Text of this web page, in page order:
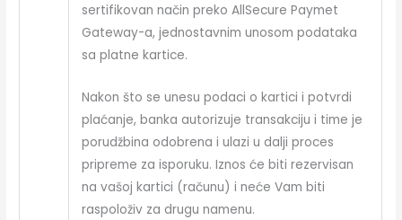
sertifikovan način preko AllSecure Paymet
Gateway-a, jednostavnim unosom podataka
sa platne kartice.
Nakon što se unesu podaci o kartici i potvrdi
plaćanje, banka autorizuje transakciju i time je
porudžbina odobrena i ulazi u dalji proces
pripreme za isporuku. Iznos će biti rezervisan
na vašoj kartici (računu) i neće Vam biti
raspoloživ za drugu namenu.